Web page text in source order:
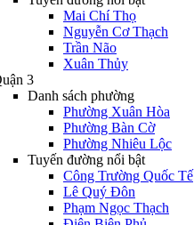
Mai Chí Thọ
Nguyễn Cơ Thạch
Trần Não
Xuân Thủy
3
Danh sách phường
Phường Xuân Hòa
Phường Bàn Cờ
Phường Nhiêu Lộc
Tuyến đường nổi bật
Công Trường Quốc Tế
Lê Quý Đôn
Phạm Ngọc Thạch